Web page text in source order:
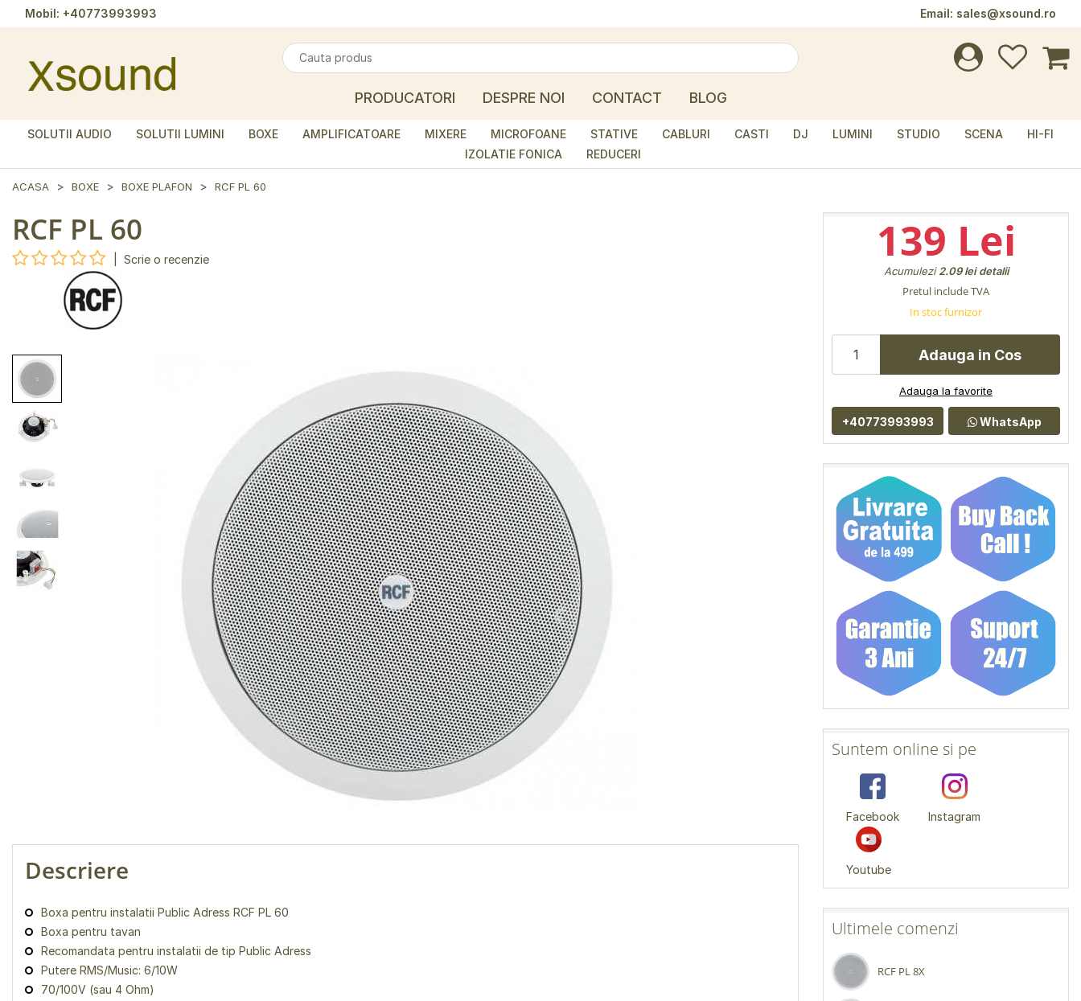
Mobil: +40773993993 Email: sales@xsound.ro
PRODUCATORI DESPRE NOI CONTACT BLOG
SOLUTII AUDIO SOLUTII LUMINI BOXE AMPLIFICATOARE MIXERE MICROFOANE STATIVE CABLURI CASTI DJ LUMINI STUDIO SCENA
HI-FI
IZOLATIE FONICA
REDUCERI
ACASA BOXE BOXE PLAFON RCF PL 60
RCF PL 60
Scrie o recenzie
Descriere
Boxa pentru instalatii Public Adress RCF PL 60
Boxa pentru tavan
Recomandata pentru instalatii de tip Public Adress
Putere RMS/Music: 6/10W
70/100V (sau 4 Ohm)
139 Lei
Acumulezi2.09 lei detalii
Pretul include TVA
In stoc furnizor
Adauga in Cos
Adauga la favorite
+40773993993 WhatsApp
Suntem online si pe
Facebook Instagram
Youtube
Ultimele comenzi
RCF PL 8X